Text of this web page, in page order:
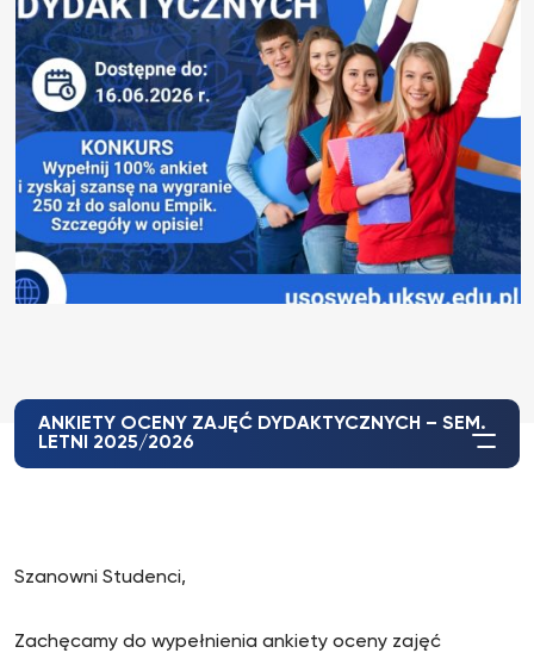
ANKIETY OCENY ZAJĘĆ DYDAKTYCZNYCH – SEM.
LETNI 2025/2026
Szanowni Studenci,
Zachęcamy do wypełnienia ankiety oceny zajęć